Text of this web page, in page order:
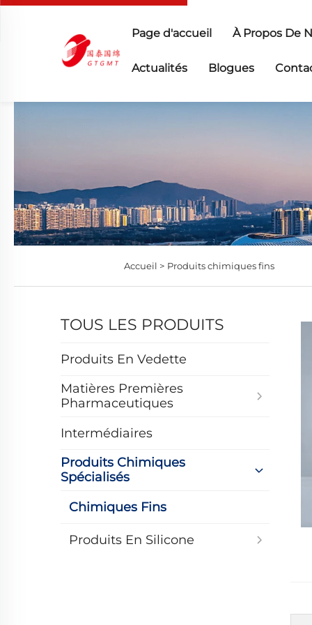
Page d'accueil À Propos De
Actualités Blogues
Accueil > Produits chimiques fins
TOUS LES PRODUITS
Produits En Vedette
Matières Premières
Pharmaceutiques
Intermédiaires
Produits Chimiques
Spécialisés
Chimiques Fins
Produits En Silicone